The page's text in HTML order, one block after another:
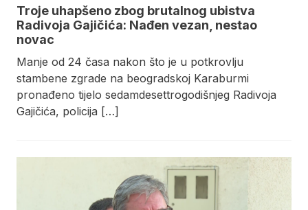
Troje uhapšeno zbog brutalnog ubistva
Radivoja Gajičića: Nađen vezan, nestao
novac
Manje od 24 časa nakon što je u potkrovlju
stambene zgrade na beogradskoj Karaburmi
pronađeno tijelo sedamdesettrogodišnjeg Radivoja
Gajičića, policija […]